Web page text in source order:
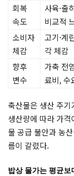
회복
속도
사육·출
비교적
소비자
체감
고기·계
각 체감
향후
변수
가축 전
료비, 수
축산물은 생산 주
생산량에 따라 가
물 공급 불안과 농
름이 갈렸다.
밥상 물가는 평균보